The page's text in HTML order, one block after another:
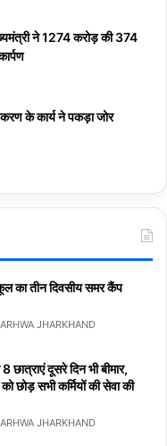
ने 1274 करोड़ की 374
के कार्य ने पकड़ा जोर
का तीन दिवसीय समर कैंप
JHARKHAND
छात्राएं दूसरे दिन भी बीमार,
छोड़ सभी कर्मियों की सेवा की
JHARKHAND